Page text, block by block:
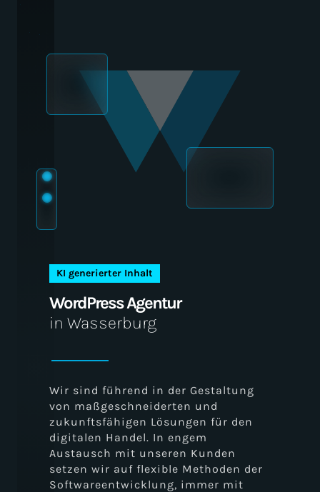
WordPress Agentur
in Wasserburg
Wir sind führend in der Gestaltung
von maßgeschneiderten und
zukunftsfähigen Lösungen für den
digitalen Handel. In engem
Austausch mit unseren Kunden
setzen wir auf flexible Methoden der
Softwareentwicklung, immer mit